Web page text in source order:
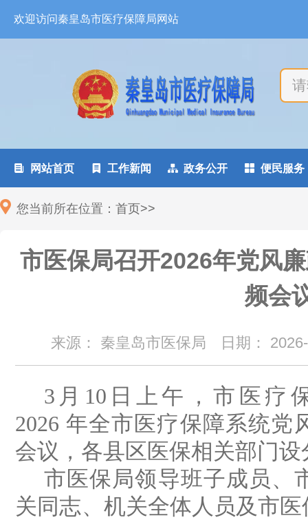
欢迎访问秦皇岛市医疗保障局网站
 网站首页  工作新闻  政务公开  便民服务
您当前所在位置： 首页>>
市医保局召开2026年党风
频会
来源： 秦皇岛市医保局 日期：
3 月 10 日上午，市医疗
2026 年全市医疗保障系统党
会议，各县区医保相关部门设
市医保局领导班子成员、
关同志、机关全体人员及市